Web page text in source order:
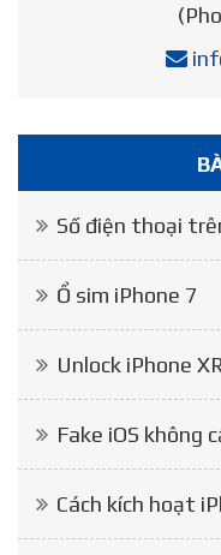
Số điện thoại
Ổ sim iPhone 7
Unlock iPhone
Fake iOS không
Cách kích hoạt